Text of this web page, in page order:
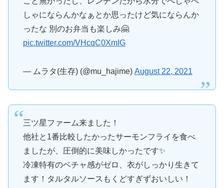
しゃにならんかなぁとか思ったけど気にならんか
ったな 別のお弁当も楽しみ🤗
pic.twitter.com/VHcqC0XmIG
— ムラタ(生存) (@mu_hajime) August 22, 2021
三ツ星ファーム来ました！
他社と1番比較したかったサーモンフライを食べ
ましたが、圧倒的に美味しかったです✨
冷凍特有のベチャ感がゼロ、衣がしっかり生きて
ます！タルタルソースもくどすぎずおいしい！